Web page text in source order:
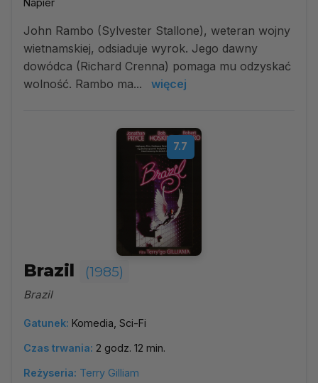
Napier
John Rambo (Sylvester Stallone), weteran wojny
wietnamskiej, odsiaduje wyrok. Jego dawny
dowódca (Richard Crenna) pomaga mu odzyskać
wolność. Rambo ma...
więcej
7.7
Brazil (1985)
Brazil
Gatunek: Komedia, Sci-Fi
Czas trwania: 2 godz. 12 min.
Reżyseria: Terry Gilliam